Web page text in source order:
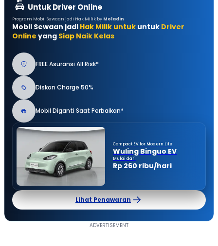
Untuk Driver Online
Program Mobil Sewaan jadi Hak Milik by Moladin
Mobil Sewaan jadi Hak Milik untuk untuk Driver
Online yang Siap Naik Kelas
FREE Asuransi All Risk*
Diskon Charge 50%
Mobil Diganti Saat Perbaikan*
Compact EV for Modern Life
Wuling Binguo EV
Mulai dari
Rp 260 ribu/hari
Lihat Penawaran